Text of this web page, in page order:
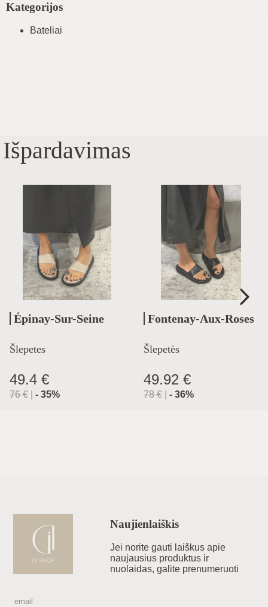
Kategorijos
Bateliai
Išpardavimas
Épinay-Sur-Seine
Šlepetes
49.4 €
76€ - 35%
Fontenay-Aux-Roses
Šlepetės
49.92 €
78€ - 36%
Naujienlaiškis
Jei norite gauti laiškus apie
naujausius produktus ir
nuolaidas, galite prenumeruoti